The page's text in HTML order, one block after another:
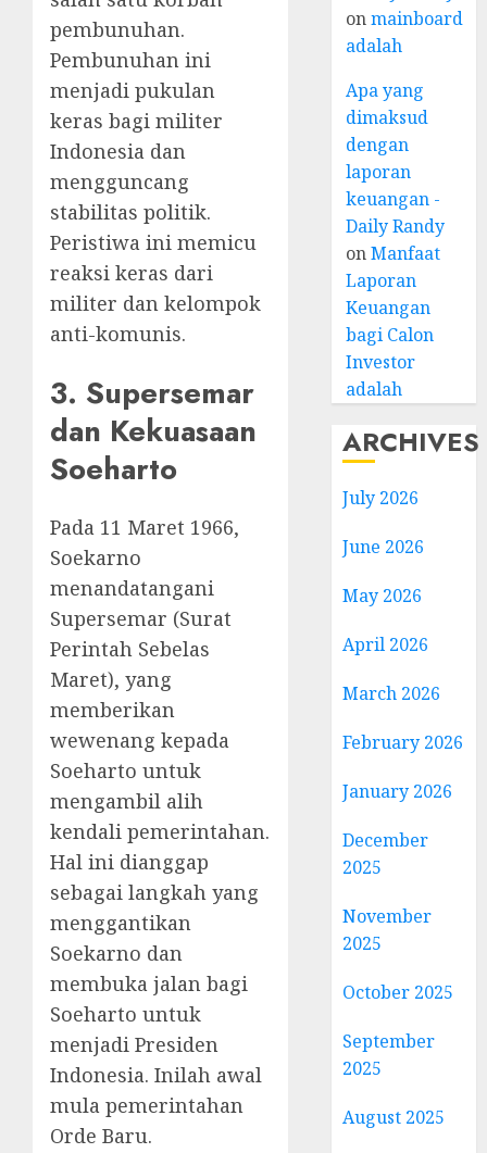
pembunuhan.
Pembunuhan ini
menjadi pukulan
keras bagi militer
Indonesia dan
mengguncang
stabilitas politik.
Peristiwa ini memicu
reaksi keras dari
militer dan kelompok
anti-komunis.
3. Supersemar
dan Kekuasaan
Soeharto
Pada 11 Maret 1966,
Soekarno
menandatangani
Supersemar (Surat
Perintah Sebelas
Maret), yang
memberikan
wewenang kepada
Soeharto untuk
mengambil alih
kendali pemerintahan.
Hal ini dianggap
sebagai langkah yang
menggantikan
Soekarno dan
membuka jalan bagi
Soeharto untuk
menjadi Presiden
Indonesia. Inilah awal
mula pemerintahan
Orde Baru.
onmainboard
adalah
Apa yang
dimaksud
dengan
laporan
keuangan -
Daily Randy
onManfaat
Laporan
Keuangan
bagi Calon
Investor
adalah
ARCHIVES
July 2026
June 2026
May 2026
April 2026
March 2026
February 2026
January 2026
December
2025
November
2025
October 2025
September
2025
August 2025